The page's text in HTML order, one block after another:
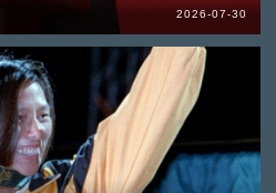
2026-07-30